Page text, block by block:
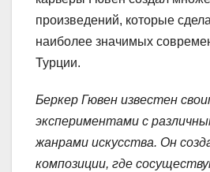
произведений, которые
наиболее значимых
Турции.
Беркер Гювен известен
экспериментами с
жанрами искусства. Он
композиции, где